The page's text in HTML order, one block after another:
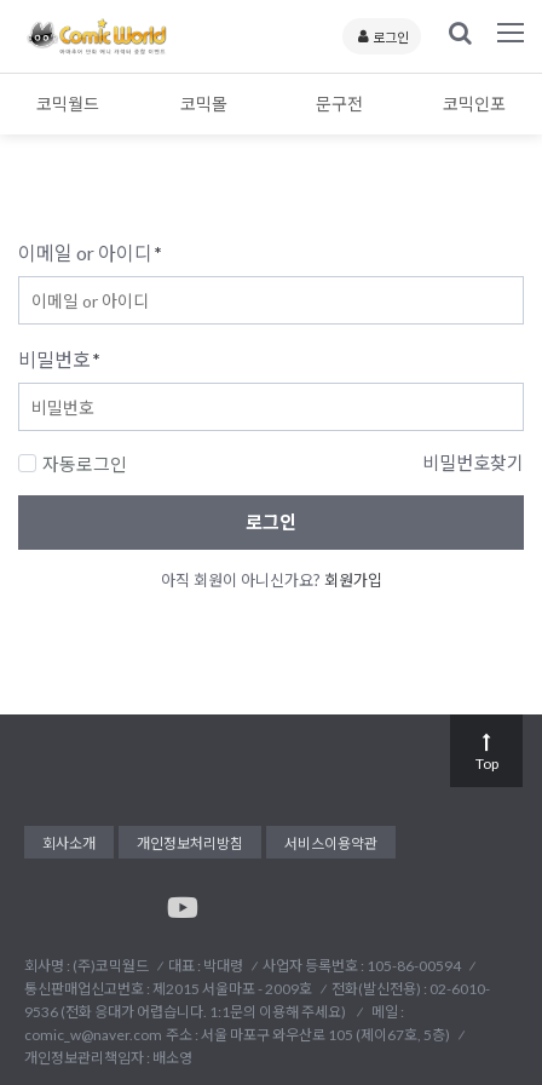
로그인
코믹월드 코믹몰 문구전 코믹인포
이메일 or 아이디 *
비밀번호*
자동로그인 비밀번호찾기
로그인
아직 회원이 아니신가요? 회원가입
회사소개 개인정보처리방침 서비스이용약관
회사명 : (주)코믹월드 대표 : 박대령
사업자 등록번호 : 105-86-00594
통신판매업신고번호 : 제2015 서울마포 - 2009호
전화(발신전용) : 02-6010-
9536 (전화 응대가 어렵습니다. 1:1문의 이용해 주세요)
메일 :
comic_w@naver.com 주소 : 서울 마포구 와우산로 105 (제이67호, 5층)
개인정보관리책임자 : 배소영
Top